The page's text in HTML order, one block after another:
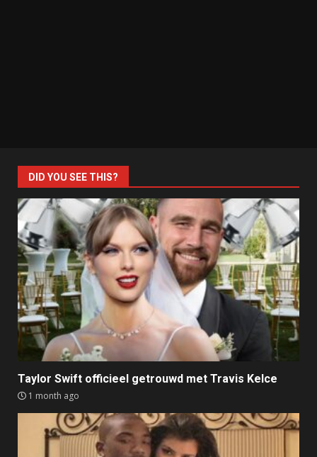
DID YOU SEE THIS?
Taylor Swift officieel getrouwd met Travis Kelce
1 month ago